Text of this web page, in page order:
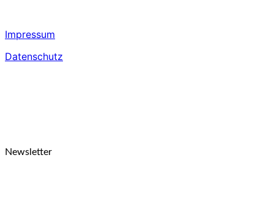
Impressum
Datenschutz
Newsletter